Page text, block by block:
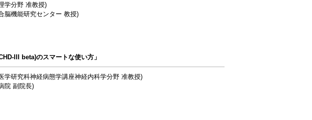
学分野 准教授)
脳機能研究センター 教授)
III beta)のスマートな使い方」
学研究科神経病態学講座神経内科学分野 准教授)
院 副院長)